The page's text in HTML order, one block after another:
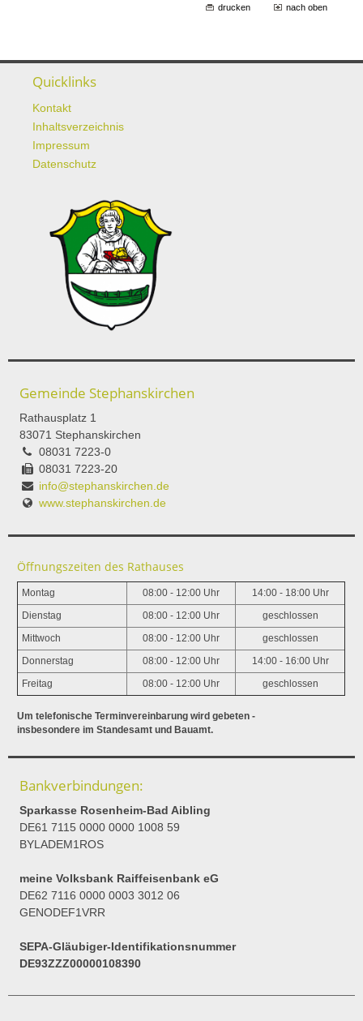
drucken nach oben
Quicklinks
Kontakt
Inhaltsverzeichnis
Impressum
Datenschutz
Gemeinde Stephanskirchen
Rathausplatz 1
83071 Stephanskirchen
08031 7223-0
08031 7223-20
info@stephanskirchen.de
www.stephanskirchen.de
Öffnungszeiten des Rathauses
Montag 08:00 - 12:00 Uhr 14:00 - 18:00 Uhr
Dienstag 08:00 - 12:00 Uhr geschlossen
Mittwoch 08:00 - 12:00 Uhr geschlossen
Donnerstag 08:00 - 12:00 Uhr 14:00 - 16:00 Uhr
Freitag 08:00 - 12:00 Uhr geschlossen
Um telefonische Terminvereinbarung wird gebeten -
insbesondere im Standesamt und Bauamt.
Bankverbindungen:
Sparkasse Rosenheim-Bad Aibling
DE61 7115 0000 0000 1008 59
BYLADEM1ROS
meine Volksbank Raiffeisenbank eG
DE62 7116 0000 0003 3012 06
GENODEF1VRR
SEPA-Gläubiger-Identifikationsnummer
DE93ZZZ00000108390